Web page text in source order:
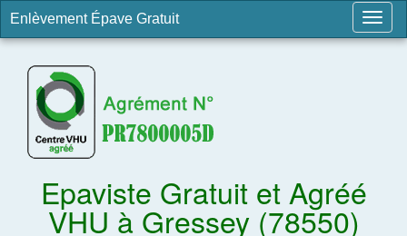
Enlèvement Épave Gratuit
Epaviste Gratuit et Agréé
VHU à Gressey (78550)